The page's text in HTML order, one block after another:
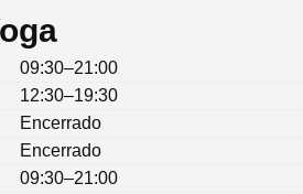
09:30–21:00
12:30–19:30
Encerrado
Encerrado
09:30–21:00